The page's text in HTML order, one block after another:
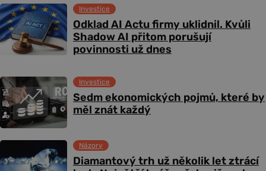
Odklad AI Actu firmy uklidnil. Kvůli
Shadow AI přitom porušují
povinnosti už dnes
Investice
Sedm ekonomických pojmů, které by
měl znát každý
Investice
Diamantový trh už několik let ztrácí
Názory